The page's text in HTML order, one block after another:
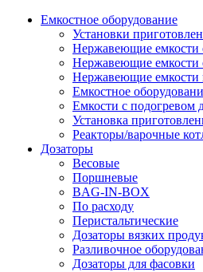
Емкостное оборудование
Установки
Нержавеющие емкости
Нержавеющие емкости
Нержавеющие емкости
Емкостное
Емкости с подогревом
Установка
Реакторы/варочные
Дозаторы
Весовые
Поршневые
BAG-IN-BOX
По расходу
Перистальтические
Дозаторы вязких
Разливочное
Дозаторы для фасовки